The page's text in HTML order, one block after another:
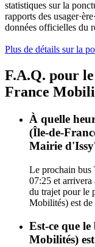
statistiques sur la
rapports des
données officielles du
Plus de détails sur la
F.A.Q. pour
France
À quelle
(Île-de-
Mairie
Le prochain
07:25 et
du trajet pour le
Mobilités) est de
Est-ce que
Mobilités)